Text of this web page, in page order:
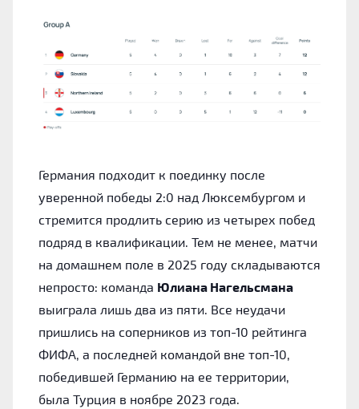
Германия подходит к поединку после
уверенной победы 2:0 над Люксембургом и
стремится продлить серию из четырех побед
подряд в квалификации. Тем не менее, матчи
на домашнем поле в 2025 году складываются
непросто: команда Юлиана Нагельсмана
выиграла лишь два из пяти. Все неудачи
пришлись на соперников из топ-10 рейтинга
ФИФА, а последней командой вне топ-10,
победившей Германию на ее территории,
была Турция в ноябре 2023 года.